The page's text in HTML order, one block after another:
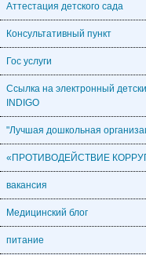
Аттестация детского сада
Консультативный пункт
Гос услуги
Ссылка на электронный
INDIGO
"Лучшая дошкольная
«ПРОТИВОДЕЙСТВИЕ
вакансия
Медицинский блог
питание